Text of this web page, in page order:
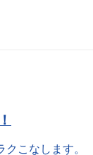
こなします。